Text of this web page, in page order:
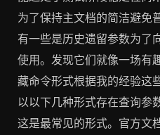
为了保持主文档的简洁避免
有一些是历史遗留参数为了
使用。发现它们就像一场有
藏命令形式根据我的经验这
以以下几种形式存在查询参
这是最常见的形式。官方文